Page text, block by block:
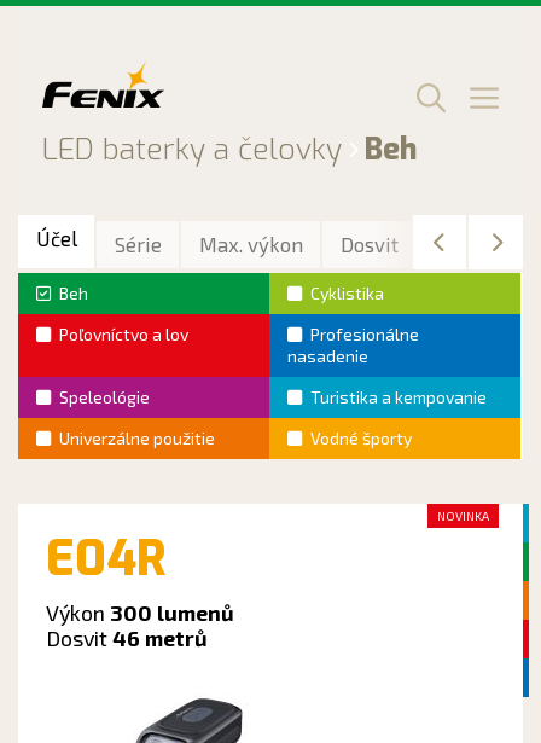
LED baterky a čelovky Beh
Menu
Účel Série Max. výkon Dosvit Max. výdrž
Beh
Cyklistika
Poľovníctvo a lov
Profesionálne
nasadenie
Speleológie
Turistika a kempovanie
Univerzálne použitie
Vodné športy
E04R
Výkon 300 lumenů
Dosvit46 metrů
NOVINKA